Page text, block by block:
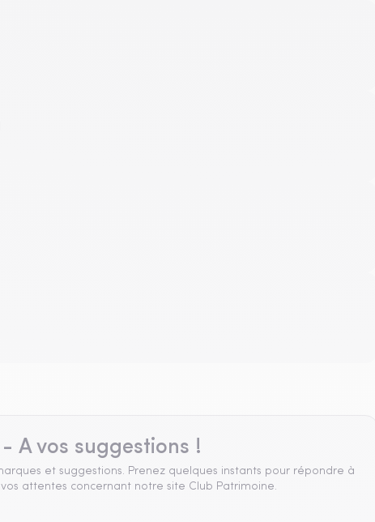
A vos suggestions !
et suggestions. Prenez quelques instants pour répondre à
attentes concernant notre site Club Patrimoine.